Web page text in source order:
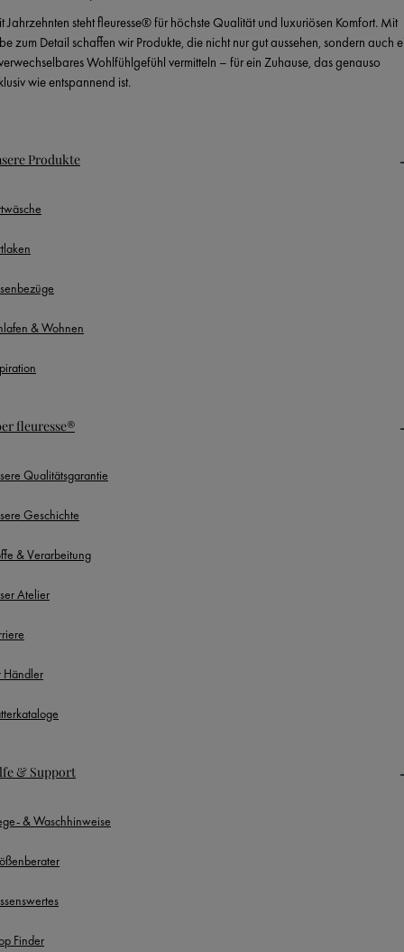
Jahrzehnten steht fleuresse® für höchste Qualität und luxuriösen Komfort. Mit
zum Detail schaffen wir Produkte, die nicht nur gut aussehen, sondern auch
Wohlfühlgefühl vermitteln – für ein Zuhause, das genauso
wie entspannend ist.
Produkte
& Wohnen
fleuresse®
Qualitätsgarantie
Geschichte
& Verarbeitung
Atelier
Händler
& Support
& Waschhinweise
Finder